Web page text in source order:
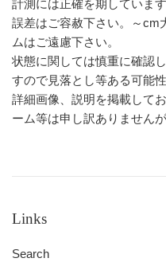
計測には正確を期していま
誤差はご容赦下さい。～cm
ムはご遠慮下さい。
状態に関しては慎重に確認
すので見落とし等ある可能
詳細画像、説明を掲載して
ーム等は申し訳ありません
Links
Search